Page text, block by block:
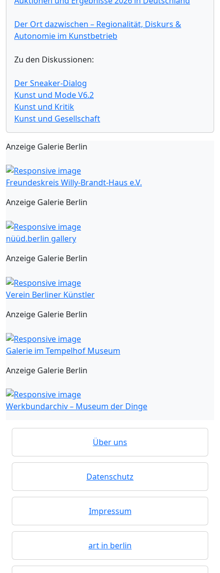
Der Ort dazwischen – Regionalität, Diskurs &
Autonomie im Kunstbetrieb
Zu den Diskussionen:
Der Sneaker-Dialog
Kunst und Mode V6.2
Kunst und Kritik
Kunst und Gesellschaft
Anzeige Galerie Berlin
Freundeskreis Willy-Brandt-Haus e.V.
Anzeige Galerie Berlin
nüüd.berlin gallery
Anzeige Galerie Berlin
Verein Berliner Künstler
Anzeige Galerie Berlin
Galerie im Tempelhof Museum
Anzeige Galerie Berlin
Werkbundarchiv – Museum der Dinge
Über uns
Datenschutz
Impressum
art in berlin